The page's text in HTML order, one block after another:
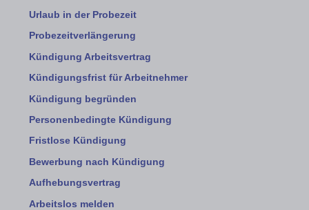
Urlaub in der Probezeit
Probezeitverlängerung
Kündigung Arbeitsvertrag
Kündigungsfrist für Arbeitnehmer
Kündigung begründen
Personenbedingte Kündigung
Fristlose Kündigung
Bewerbung nach Kündigung
Aufhebungsvertrag
Arbeitslos melden